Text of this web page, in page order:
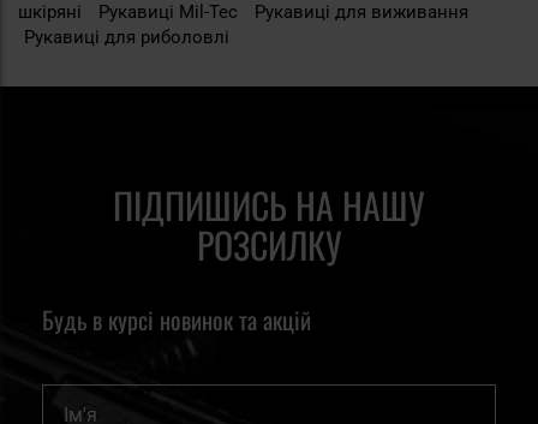
шкіряні
Рукавиці Mil-Tec
Рукавиці для виживання
Рукавиці для риболовлі
ПІДПИШИСЬ НА НАШУ
РОЗСИЛКУ
Будь в курсі новинок та акцій